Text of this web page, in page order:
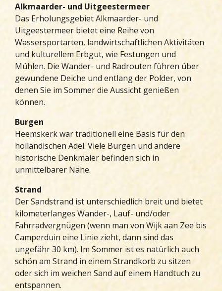
Alkmaarder- und Uitgeestermeer
Das Erholungsgebiet Alkmaarder- und
Uitgeestermeer bietet eine Reihe von
Wassersportarten, landwirtschaftlichen Aktivitäten
und kulturellem Erbgut, wie Festungen und
Mühlen. Die Wander- und Radrouten führen über
gewundene Deiche und entlang der Polder, von
denen Sie im Sommer die Aussicht genießen
können.
Burgen
Heemskerk war traditionell eine Basis für den
holländischen Adel. Viele Burgen und andere
historische Denkmäler befinden sich in
unmittelbarer Nähe.
Strand
Der Sandstrand ist unterschiedlich breit und bietet
kilometerlanges Wander-, Lauf- und/oder
Fahrradvergnügen (wenn man von Wijk aan Zee bis
Camperduin eine Linie zieht, dann sind das
ungefähr 30 km). Im Sommer ist es natürlich auch
schön am Strand in einem Strandkorb zu sitzen
oder sich im weichen Sand auf einem Handtuch zu
entspannen.